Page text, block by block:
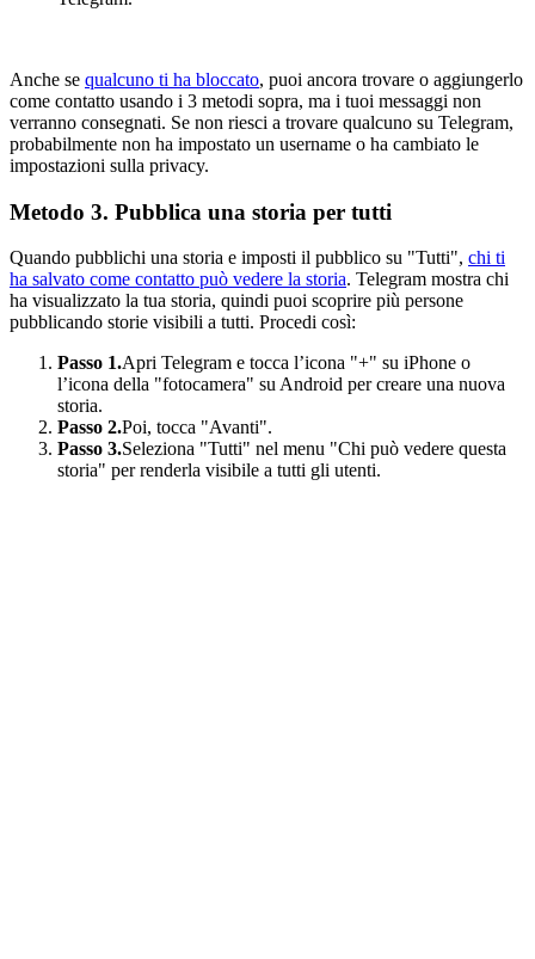
Anche se qualcuno ti ha bloccato, puoi ancora trovare o aggiungerlo
come contatto usando i 3 metodi sopra, ma i tuoi messaggi non
verranno consegnati. Se non riesci a trovare qualcuno su Telegram,
probabilmente non ha impostato un username o ha cambiato le
impostazioni sulla privacy.
Metodo 3. Pubblica una storia per tutti
Quando pubblichi una storia e imposti il pubblico su "Tutti", chi ti
ha salvato come contatto può vedere la storia. Telegram mostra chi
ha visualizzato la tua storia, quindi puoi scoprire più persone
pubblicando storie visibili a tutti. Procedi così:
Passo 1.Apri Telegram e tocca l’icona "+" su iPhone o
l’icona della "fotocamera" su Android per creare una nuova
storia.
Passo 2.Poi, tocca "Avanti".
Passo 3.Seleziona "Tutti" nel menu "Chi può vedere questa
storia" per renderla visibile a tutti gli utenti.